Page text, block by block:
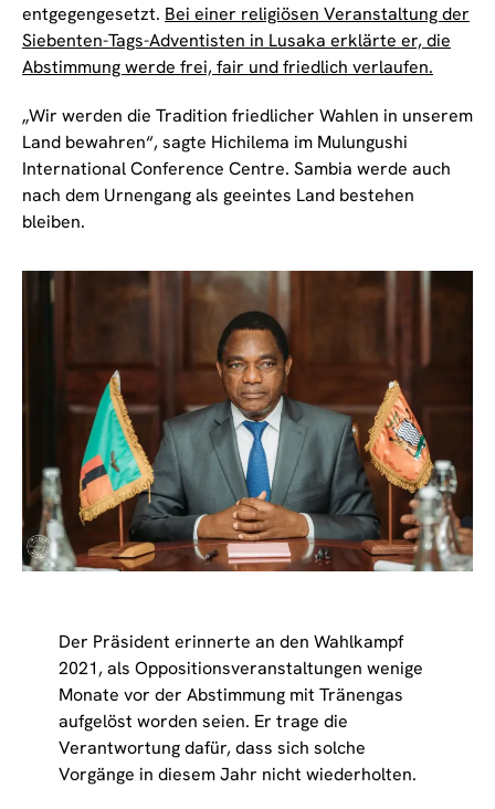
entgegengesetzt. Bei einer religiösen Veranstaltung der
Siebenten-Tags-Adventisten in Lusaka erklärte er, die
Abstimmung werde frei, fair und friedlich verlaufen.
„Wir werden die Tradition friedlicher Wahlen in unserem
Land bewahren“, sagte Hichilema im Mulungushi
International Conference Centre. Sambia werde auch
nach dem Urnengang als geeintes Land bestehen
bleiben.
Der Präsident erinnerte an den Wahlkampf
2021, als Oppositionsveranstaltungen wenige
Monate vor der Abstimmung mit Tränengas
aufgelöst worden seien. Er trage die
Verantwortung dafür, dass sich solche
Vorgänge in diesem Jahr nicht wiederholten.